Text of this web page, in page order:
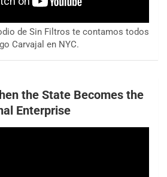
de Sin Filtros te contamos todos
Carvajal en NYC.
the State Becomes the
Enterprise